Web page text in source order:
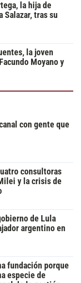
la hija de
Salazar, tras su
la joven
Moyano y
con gente que
consultoras
y la crisis de
de Lula
argentino en
fundación porque
especie de